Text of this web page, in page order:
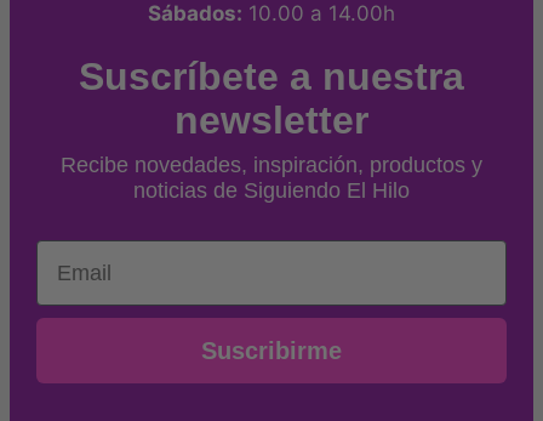
Sábados: 10.00 a 14.00h
Suscríbete a nuestra
newsletter
Recibe novedades, inspiración, productos y
noticias de Siguiendo El Hilo
Email
Suscribirme